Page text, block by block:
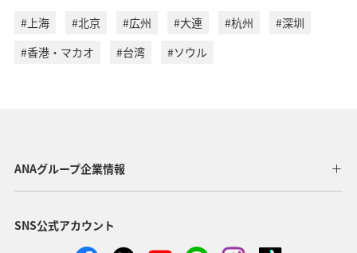
#上海 #北京 #広州 #大連 #杭州
#深圳
#香港・マカオ
#台湾 #ソウル
ANAグループ企業情報
SNS公式アカウント